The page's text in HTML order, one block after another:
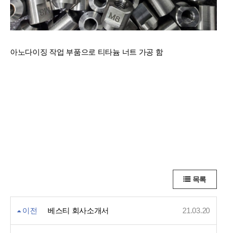
아노다이징 작업 부품으로 티타늄 너트 가공 함
목록
이전 베스티 회사소개서 21.03.20